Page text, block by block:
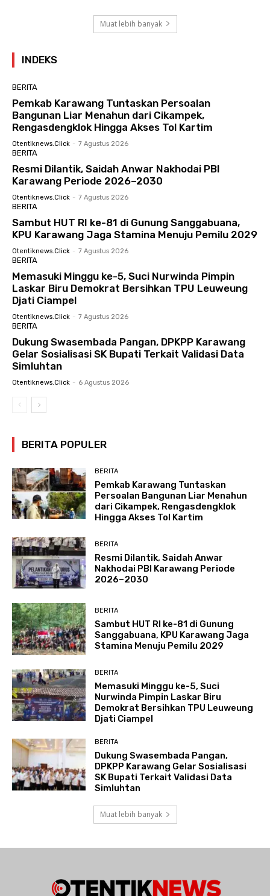
Muat lebih banyak
INDEKS
BERITA
Pemkab Karawang Tuntaskan Persoalan
Bangunan Liar Menahun dari Cikampek,
Rengasdengklok Hingga Akses Tol Kartim
Otentiknews.click - 7 Agustus 2026
BERITA
Resmi Dilantik, Saidah Anwar Nakhodai PBI
Karawang Periode 2026–2030
Otentiknews.click - 7 Agustus 2026
BERITA
Sambut HUT RI ke-81 di Gunung Sanggabuana,
KPU Karawang Jaga Stamina Menuju Pemilu 2029
Otentiknews.click - 7 Agustus 2026
BERITA
Memasuki Minggu ke-5, Suci Nurwinda Pimpin
Laskar Biru Demokrat Bersihkan TPU Leuweung
Djati Ciampel
Otentiknews.click - 7 Agustus 2026
BERITA
Dukung Swasembada Pangan, DPKPP Karawang
Gelar Sosialisasi SK Bupati Terkait Validasi Data
Simluhtan
Otentiknews.click - 6 Agustus 2026
BERITA POPULER
BERITA
Pemkab Karawang Tuntaskan
Persoalan Bangunan Liar Menahun
dari Cikampek, Rengasdengklok
Hingga Akses Tol Kartim
BERITA
Resmi Dilantik, Saidah Anwar
Nakhodai PBI Karawang Periode
2026–2030
BERITA
Sambut HUT RI ke-81 di Gunung
Sanggabuana, KPU Karawang Jaga
Stamina Menuju Pemilu 2029
BERITA
Memasuki Minggu ke-5, Suci
Nurwinda Pimpin Laskar Biru
Demokrat Bersihkan TPU Leuweung
Djati Ciampel
BERITA
Dukung Swasembada Pangan,
DPKPP Karawang Gelar Sosialisasi
SK Bupati Terkait Validasi Data
Simluhtan
Muat lebih banyak